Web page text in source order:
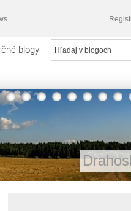
blogy